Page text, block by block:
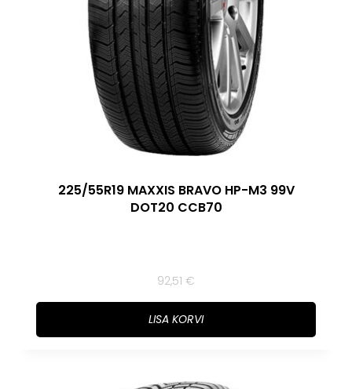
225/55R19 MAXXIS BRAVO HP-M3 99V
DOT20 CCB70
92,51 €
LISA KORVI